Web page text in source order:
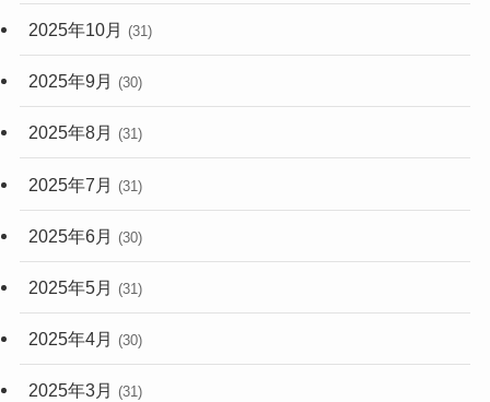
2025年10月 (31)
2025年9月 (30)
2025年8月 (31)
2025年7月 (31)
2025年6月 (30)
2025年5月 (31)
2025年4月 (30)
2025年3月 (31)